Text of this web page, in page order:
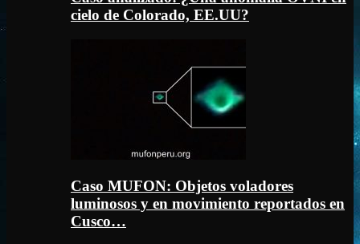
cielo de Colorado, EE.UU?
Caso MUFON: Objetos voladores
luminosos y en movimiento reportados en
Cusco…